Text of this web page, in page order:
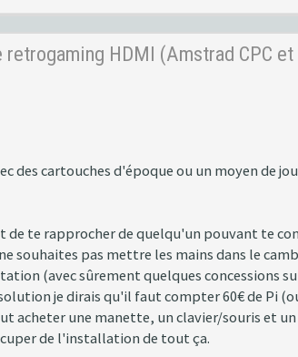
retrogaming HDMI (Amstrad CPC et
des cartouches d'époque ou un moyen de
de te rapprocher de quelqu'un pouvant te
souhaites pas mettre les mains dans le
(avec sûrement quelques concessions
je dirais qu'il faut compter 60€ de Pi
acheter une manette, un clavier/souris et
de l'installation de tout ça.